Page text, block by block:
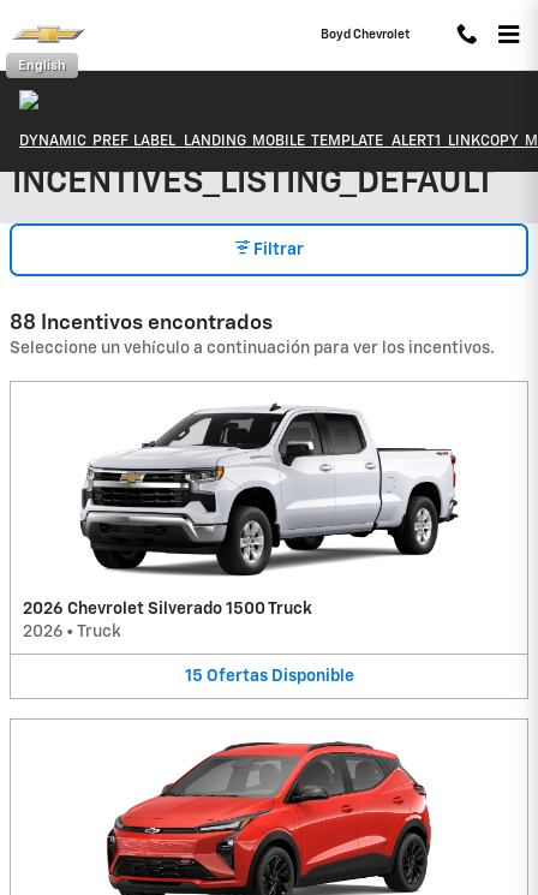
Boyd Chevrolet
English
INCENTIVES_LISTING_DEFAULT
Filtrar
88 Incentivos encontrados
Seleccione un vehículo a continuación para ver los incentivos.
2026 Chevrolet Silverado 1500 Truck
2026 • Truck
15 Ofertas Disponible